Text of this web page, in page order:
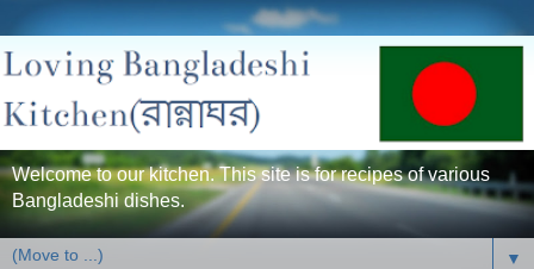
Welcome to our kitchen. This site is for recipes of various
Bangladeshi dishes.
▼